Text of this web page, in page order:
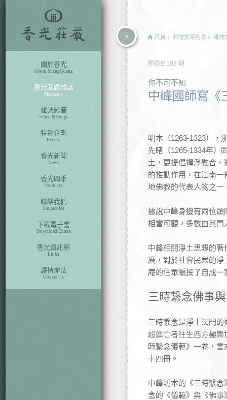
關於香光
About XiangGuang
香光莊嚴雜誌
Magazine
雜誌影音
Video & Songs
特別企劃
Events
香光新聞
News
香光四季
Products
聯絡我們
Contact Us
下載電子書
Download Eboks
香光資訊網
Links
護持辦法
Donate Us
首頁 雜誌文章列表 雜誌
節錄自 102 期
你不可不知
中峰國師寫《
明本（1263-1323），
先睹（1265-1334年）
土，更提倡禪淨融合
的推動作用，在江南
地佛教的代表人物之一
據說中峰身邊有兩位
相當可觀，多數由其
中峰相關淨土思想的
廣，對於社會民眾的
庵的住眾編撰了自成
三時繫念佛事
三時繫念是淨土法門
超薦亡者往生西方極
時繫念儀範》一卷，
十四冊。
中峰明本的《三時繫
念的《儀範》與《佛